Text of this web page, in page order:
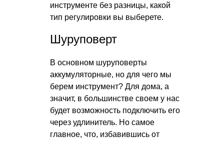
инструменте без разницы, какой
тип регулировки вы выберете.
Шуруповерт
В основном шуруповерты
аккумуляторные, но для чего мы
берем инструмент? Для дома, а
значит, в большинстве своем у нас
будет возможность подключить его
через удлинитель. Но самое
главное, что, избавившись от